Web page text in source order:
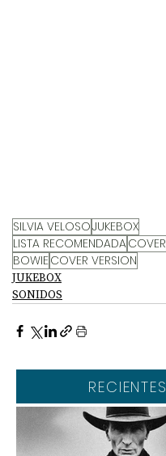
SILVIA VELOSOJUKEBOX
LISTA RECOMENDADACOVER
BOWIECOVER VERSION
JUKEBOX
SONIDOS
RECIENTES